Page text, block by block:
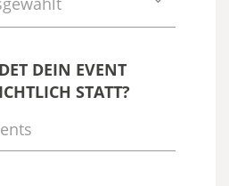
DEIN EVENT
STATT?